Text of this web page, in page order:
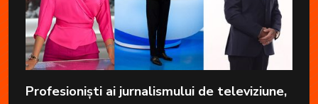
Profesioniști ai jurnalismului de televiziune,